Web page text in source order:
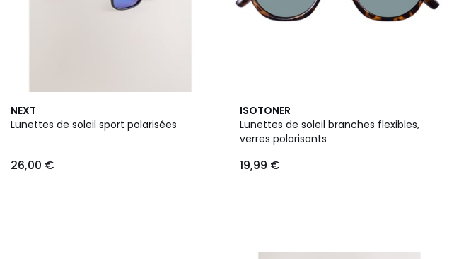
NEXT
Lunettes de soleil sport polarisées
26,00 €
ISOTONER
Lunettes de soleil branches flexibles,
verres polarisants
19,99 €